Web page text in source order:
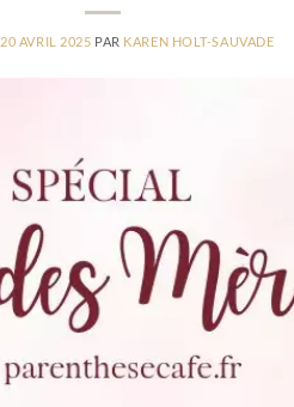
20 AVRIL 2025 PAR KAREN HOLT-SAUVADE